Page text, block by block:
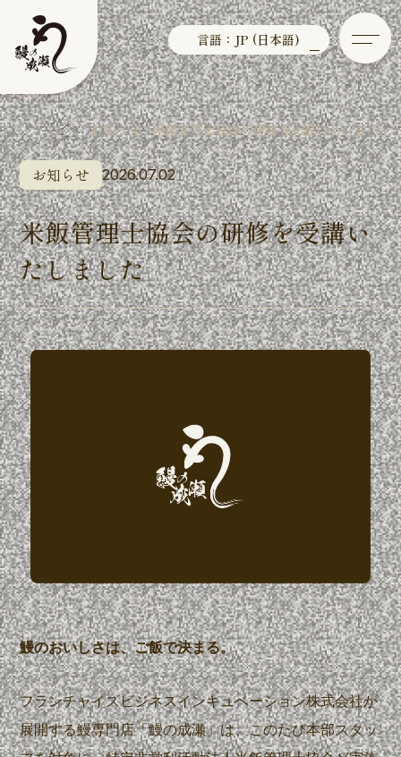
言語：JP (日本語)
お知らせ 米飯管理士協会の研修を受講いたしました
お知らせ 2026.07.02
米飯管理士協会の研修を受講い
たしました
鰻のおいしさは、ご飯で決まる。
フランチャイズビジネスインキュベーション株式会社が
展開する鰻専門店「鰻の成瀬」は、このたび本部スタッ